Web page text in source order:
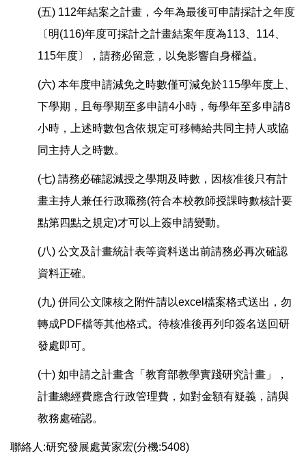
(五) 112年結案之計畫，今年為最後可申請採計之年度
〔明(116)年度可採計之計畫結案年度為113、114、
115年度〕，請務必留意，以免影響自身權益。
(六) 本年度申請減免之時數僅可減免於115學年度上、
下學期，且每學期至多申請4小時，每學年至多申請8
小時，上述時數包含依規定可移轉給共同主持人或協
同主持人之時數。
(七) 請務必確認減授之學期及時數，因核准後只有計
畫主持人兼任行政職務(符合本校教師授課時數核計要
點第四點之規定)才可以上簽申請變動。
(八) 公文及計畫統計表等資料送出前請務必再次確認
資料正確。
(九) 併同公文陳核之附件請以excel檔案格式送出，勿
轉成PDF檔等其他格式。待核准後再列印簽名送回研
發處即可。
(十) 如申請之計畫含「教育部教學實踐研究計畫」，
計畫總經費應含行政管理費，如對金額有疑義，請與
教務處確認。
聯絡人:研究發展處黃家宏(分機:5408)